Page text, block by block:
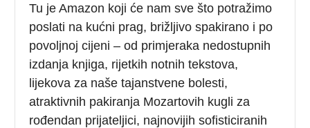
Tu je Amazon koji će nam sve što potražimo
poslati na kućni prag, brižljivo spakirano i po
povoljnoj cijeni – od primjeraka nedostupnih
izdanja knjiga, rijetkih notnih tekstova,
lijekova za naše tajanstvene bolesti,
atraktivnih pakiranja Mozartovih kugli za
rođendan prijateljici, najnovijih sofisticiranih